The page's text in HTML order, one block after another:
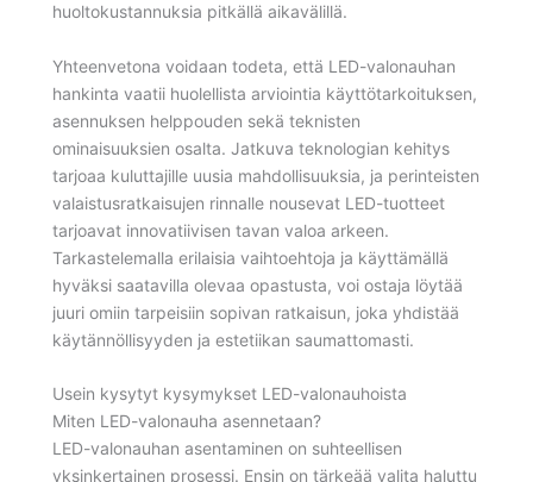
huoltokustannuksia pitkällä aikavälillä.
Yhteenvetona voidaan todeta, että LED-valonauhan
hankinta vaatii huolellista arviointia käyttötarkoituksen,
asennuksen helppouden sekä teknisten
ominaisuuksien osalta. Jatkuva teknologian kehitys
tarjoaa kuluttajille uusia mahdollisuuksia, ja perinteisten
valaistusratkaisujen rinnalle nousevat LED-tuotteet
tarjoavat innovatiivisen tavan valoa arkeen.
Tarkastelemalla erilaisia vaihtoehtoja ja käyttämällä
hyväksi saatavilla olevaa opastusta, voi ostaja löytää
juuri omiin tarpeisiin sopivan ratkaisun, joka yhdistää
käytännöllisyyden ja estetiikan saumattomasti.
Usein kysytyt kysymykset LED-valonauhoista
Miten LED-valonauha asennetaan?
LED-valonauhan asentaminen on suhteellisen
yksinkertainen prosessi. Ensin on tärkeää valita haluttu